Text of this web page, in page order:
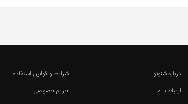
درباره شنوتو
ارتباط با ما
شرایط و قوانین استفاده
حریم خصوصی